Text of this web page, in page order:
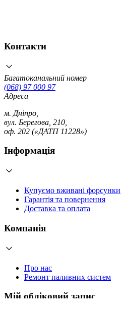
Контакти
Багатоканальний номер
(068) 97 000 97
Адреса
м. Дніпро,
вул. Берегова, 210,
оф. 202 («ДАТП 11228»)
Інформація
Купуємо вживані форсунки
Гарантія та повернення
Доставка та оплата
Компанія
Про нас
Ремонт паливних систем
Мій обліковий запис